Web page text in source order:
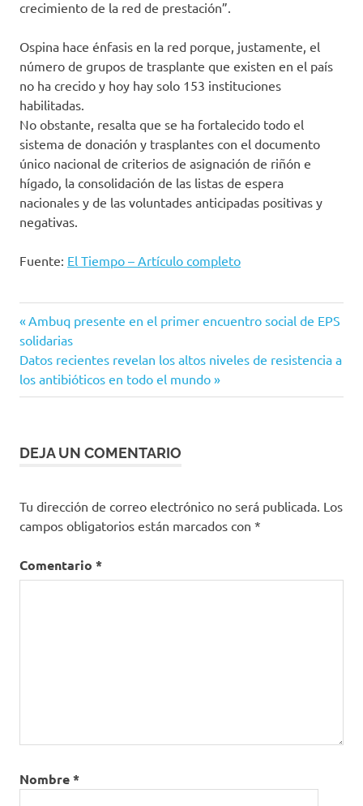
crecimiento de la red de prestación”.
Ospina hace énfasis en la red porque, justamente, el
número de grupos de trasplante que existen en el país
no ha crecido y hoy hay solo 153 instituciones
habilitadas.
No obstante, resalta que se ha fortalecido todo el
sistema de donación y trasplantes con el documento
único nacional de criterios de asignación de riñón e
hígado, la consolidación de las listas de espera
nacionales y de las voluntades anticipadas positivas y
negativas.
Fuente: El Tiempo – Artículo completo
colombia
Donación
de
organos
Noticias
Navegación
de
entradas
Entrada
anterior:
Ambuq presente en el primer encuentro social de EPS
solidarias
Siguiente
entrada:
Datos recientes revelan los altos niveles de resistencia a
los antibióticos en todo el mundo
DEJA UN COMENTARIO
Tu dirección de correo electrónico no será publicada. Los
campos obligatorios están marcados con *
Comentario *
Nombre*